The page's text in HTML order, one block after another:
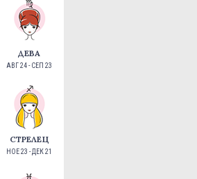
ДЕВА
АВГ 24 - СЕП 23
СТРЕЛЕЦ
НОЕ 23 - ДЕК 21